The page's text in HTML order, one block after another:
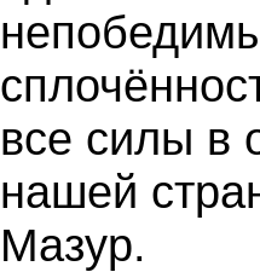
все силы в
нашей
Мазур.